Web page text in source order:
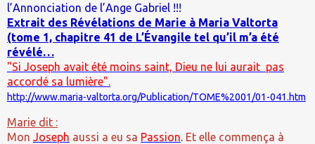
l’Annonciation de l’Ange Gabriel !!!
Extrait des Révélations de Marie à Maria Valtorta
(tome 1, chapitre 41 de L’Évangile tel qu’il m’a été
révélé…
"Si Joseph avait été moins saint, Dieu ne lui aurait pas
accordé sa lumière".
http://www.maria-valtorta.org/Publication/TOME%2001/01-041.htm
Marie dit :
Mon Joseph aussi a eu sa Passion. Et elle commença à